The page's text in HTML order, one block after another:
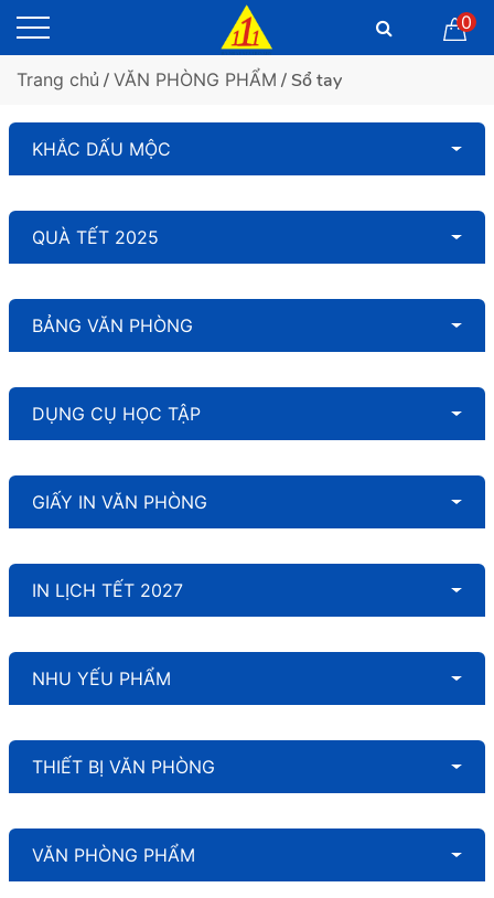
0
Trang chủ / VĂN PHÒNG PHẨM / Sổ tay
KHẮC DẤU MỘC
QUÀ TẾT 2025
BẢNG VĂN PHÒNG
DỤNG CỤ HỌC TẬP
GIẤY IN VĂN PHÒNG
IN LỊCH TẾT 2027
NHU YẾU PHẨM
THIẾT BỊ VĂN PHÒNG
VĂN PHÒNG PHẨM